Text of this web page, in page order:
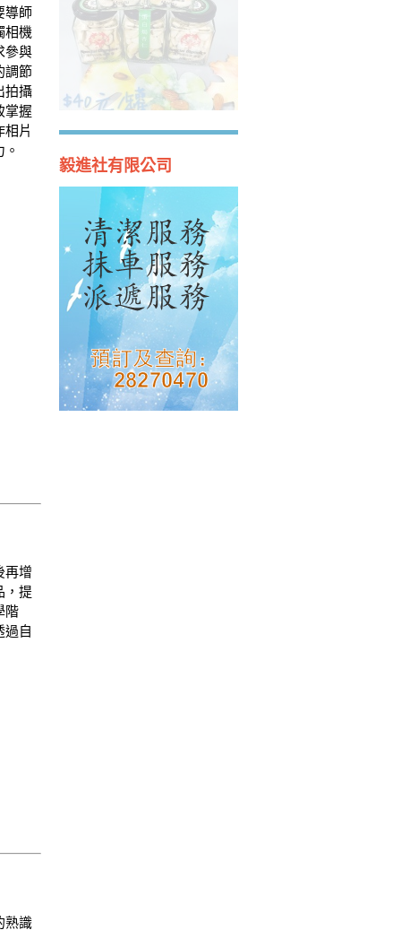
導師
相機
參與
調節
拍攝
掌握
片
再增
，提
階
過自
熟識
毅進社有限公司